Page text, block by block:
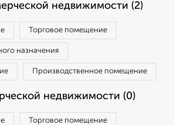
недвижимости (2)
Торговое помещение
назначения
Производственное помещение
недвижимости (0)
Торговое помещение